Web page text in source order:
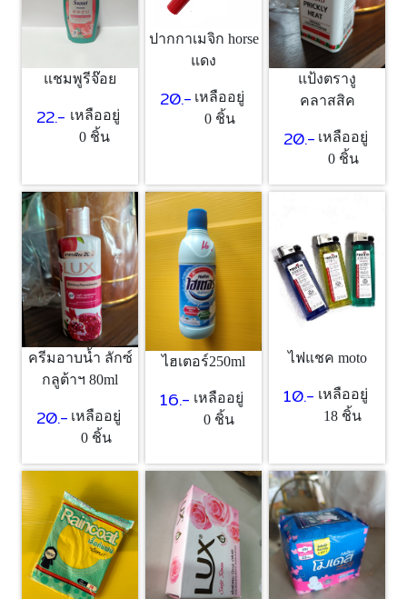
แชมพูรีจ๊อย
22.- เหลืออยู่
0 ชิ้น
ปากกาเมจิก horse
แดง
20.- เหลืออยู่
0 ชิ้น
แป้งตรางู
คลาสสิค
20.- เหลืออยู่
0 ชิ้น
ครีมอาบน้ำ ลักซ์
กลูต้าฯ 80ml
20.- เหลืออยู่
0 ชิ้น
ไฮเตอร์250ml
16.- เหลืออยู่
0 ชิ้น
ไฟแชค moto
10.- เหลืออยู่
18 ชิ้น